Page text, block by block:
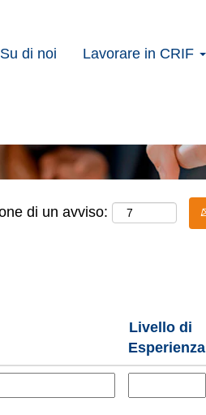
Su di noi Lavorare in CRIF
di un avviso:
Livello di
Esperienza